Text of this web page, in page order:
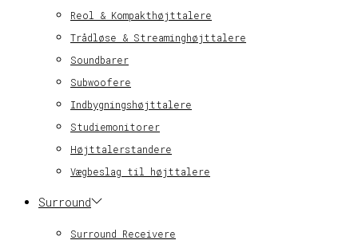
Reol & Kompakthøjttalere
Trådløse & Streaminghøjttalere
Soundbarer
Subwoofere
Indbygningshøjttalere
Studiemonitorer
Højttalerstandere
Vægbeslag til højttalere
Surround
Surround Receivere